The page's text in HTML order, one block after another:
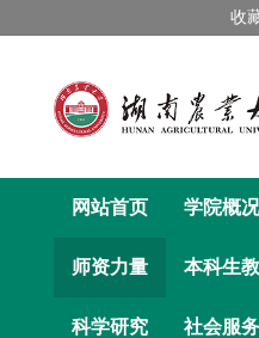
收
网站首页 学院概况
师资力量 本科生
科学研究 社会服务